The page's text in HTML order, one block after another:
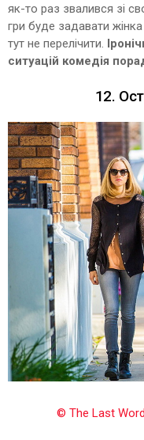
як-то раз звалився зі
гри буде задавати
тут не перелічити.
ситуацій комедія
12.
© The Last